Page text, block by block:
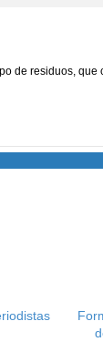
de residuos,